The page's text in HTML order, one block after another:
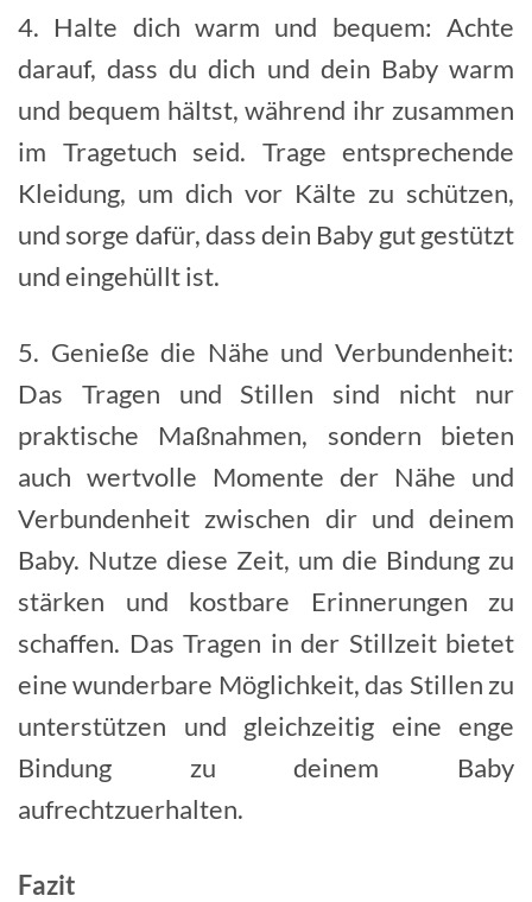
4. Halte dich warm und bequem: Achte
darauf, dass du dich und dein Baby warm
und bequem hältst, während ihr zusammen
im Tragetuch seid. Trage entsprechende
Kleidung, um dich vor Kälte zu schützen,
und sorge dafür, dass dein Baby gut gestützt
und eingehüllt ist.
5. Genieße die Nähe und Verbundenheit:
Das Tragen und Stillen sind nicht nur
praktische Maßnahmen, sondern bieten
auch wertvolle Momente der Nähe und
Verbundenheit zwischen dir und deinem
Baby. Nutze diese Zeit, um die Bindung zu
stärken und kostbare Erinnerungen zu
schaffen. Das Tragen in der Stillzeit bietet
eine wunderbare Möglichkeit, das Stillen zu
unterstützen und gleichzeitig eine enge
Bindung zu deinem Baby
aufrechtzuerhalten.
Fazit